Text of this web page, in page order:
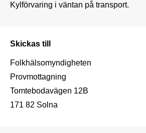
Kylförvaring i väntan på transport.
Skickas till
Folkhälsomyndigheten
Provmottagning
Tomtebodavägen 12B